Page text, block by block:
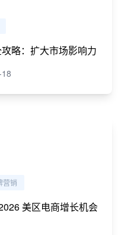
略：扩大市场影响力
营销
美区电商增长机会